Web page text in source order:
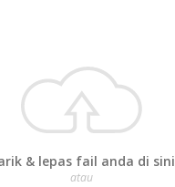
& lepas fail anda di sini
atau